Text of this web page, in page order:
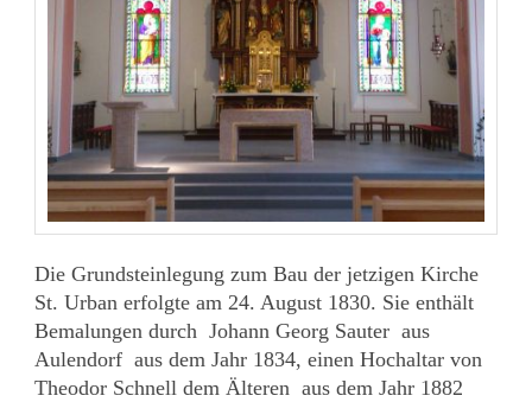
Die Grundsteinlegung zum Bau der jetzigen Kirche
St. Urban erfolgte am 24. August 1830. Sie enthält
Bemalungen durch Johann Georg Sauter aus
Aulendorf aus dem Jahr 1834, einen Hochaltar von
Theodor Schnell dem Älteren aus dem Jahr 1882